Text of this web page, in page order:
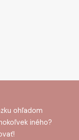
ohľadom
iného?